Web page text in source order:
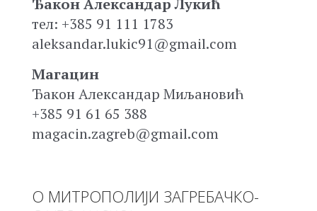
Ђакон Александар Лукић
тел: +385 91 111 1783
aleksandar.lukic91@gmail.com
Магацин
Ђакон Александар Миљановић
+385 91 61 65 388
magacin.zagreb@gmail.com
О МИТРОПОЛИЈИ ЗАГРЕБАЧКО-